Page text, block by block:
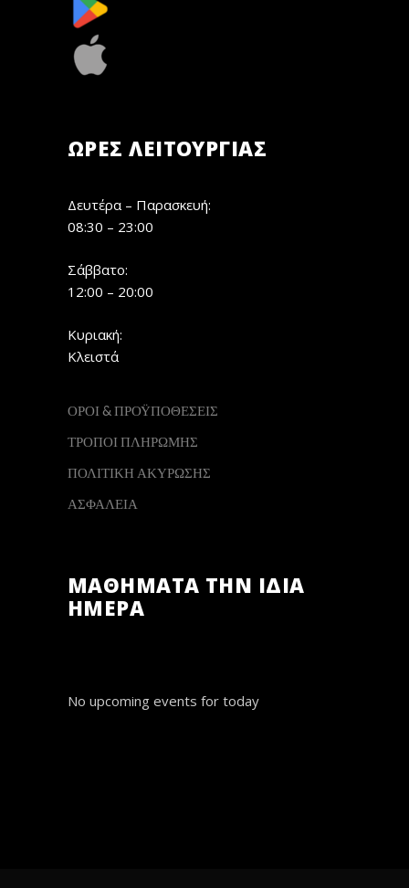
ΏΡΕΣ ΛΕΙΤΟΥΡΓΊΑΣ
Δευτέρα – Παρασκευή:
08:30 – 23:00
Σάββατο:
12:00 – 20:00
Κυριακή:
Κλειστά
ΟΡΟΙ & ΠΡΟΫΠΟΘΕΣΕΙΣ
ΤΡΟΠΟΙ ΠΛΗΡΩΜΗΣ
ΠΟΛΙΤΙΚΗ ΑΚΥΡΩΣΗΣ
ΑΣΦΑΛΕΙΑ
ΜΑΘΗΜΑΤΑ ΤΗΝ ΙΔΙΑ
ΗΜΕΡΑ
No upcoming events for today